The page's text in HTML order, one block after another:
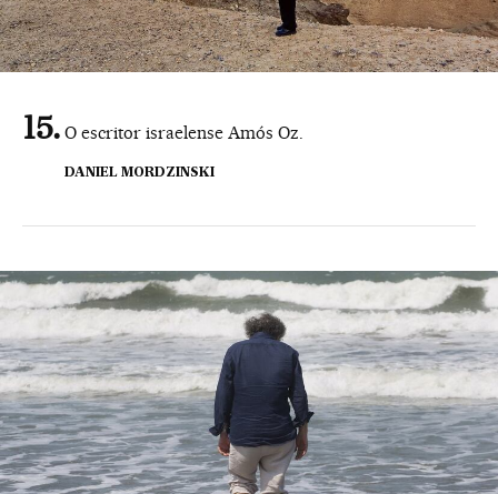
O escritor israelense Amós Oz.
DANIEL MORDZINSKI